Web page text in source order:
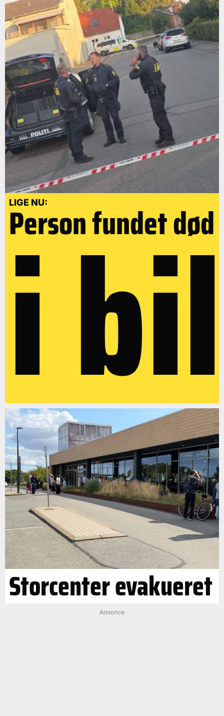
LIGE NU:
Person fundet død
i bil
Storcenter evakueret
Annonce